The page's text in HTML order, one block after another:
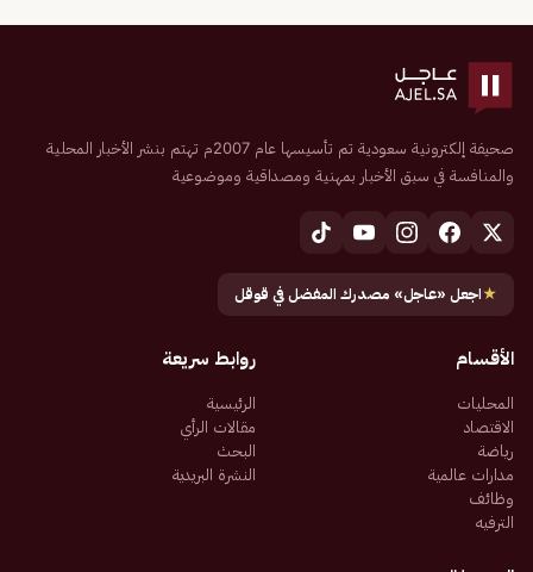
صحيفة إلكترونية سعودية تم تأسيسها عام 2007م تهتم بنشر الأخبار المحلية
والمنافسة في سبق الأخبار بمهنية ومصداقية وموضوعية
★اجعل «عاجل» مصدرك المفضل في قوقل
الأقسام
المحليات
الاقتصاد
رياضة
مدارات عالمية
وظائف
الترفيه
روابط سريعة
الرئيسية
مقالات الرأي
البحث
النشرة البريدية